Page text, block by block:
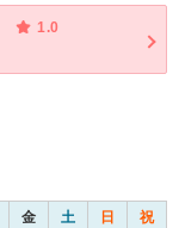
1.0
金 土 日 祝